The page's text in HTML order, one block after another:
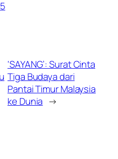
‘SAYANG’: Surat Cinta
Tiga Budaya dari
Pantai Timur Malaysia
ke Dunia →